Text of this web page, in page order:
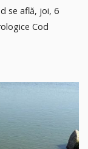
se află, joi, 6
Cod